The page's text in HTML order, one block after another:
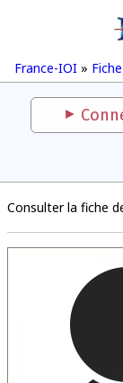
France-IOI »
Consulter la fiche